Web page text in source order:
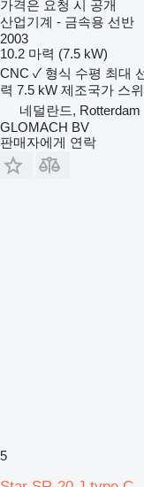
가격은 요청 시 공개
산업기계 - 금속용 선반
2003
10.2 마력 (7.5 kW)
CNC ✓ 형식 수평 최대
력 7.5 kW 제조국가 스
네덜란드, Rotterdam
GLOMACH BV
판매자에게 연락
5